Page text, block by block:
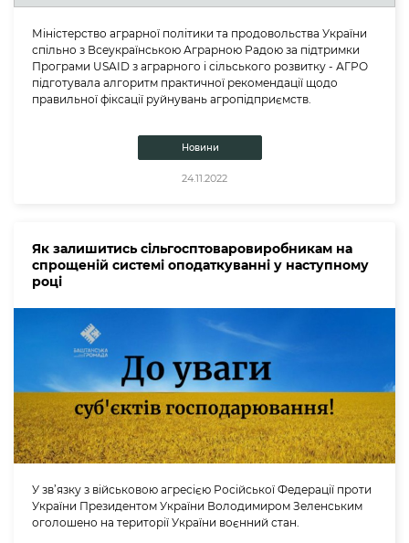
Міністерство аграрної політики та продовольства України
спільно з Всеукраїнською Аграрною Радою за підтримки
Програми USAID з аграрного і сільського розвитку - АГРО
підготувала алгоритм практичної рекомендації щодо
правильної фіксації руйнувань агропідприємств.
Новини
24.11.2022
Як залишитись сільгосптоваровиробникам на
спрощеній системі оподаткуванні у наступному
році
У зв’язку з військовою агресією Російської Федерації проти
України Президентом України Володимиром Зеленським
оголошено на території України воєнний стан.